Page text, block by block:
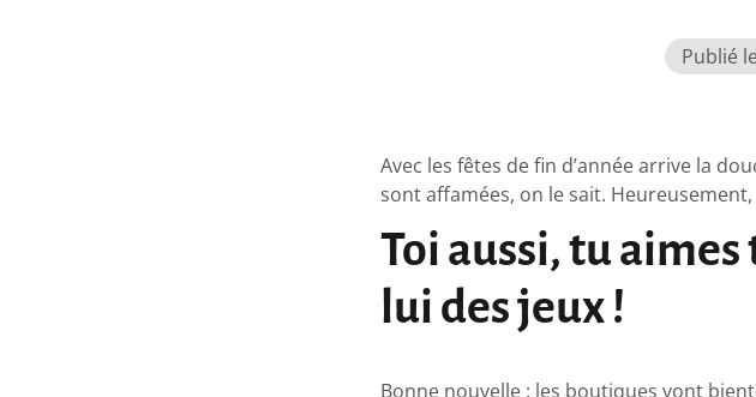
Publié
Avec les fêtes de fin d’année arrive la
sont affamées, on le sait.
Toi aussi, tu
lui des jeux !
Bonne nouvelle : les boutiques vont